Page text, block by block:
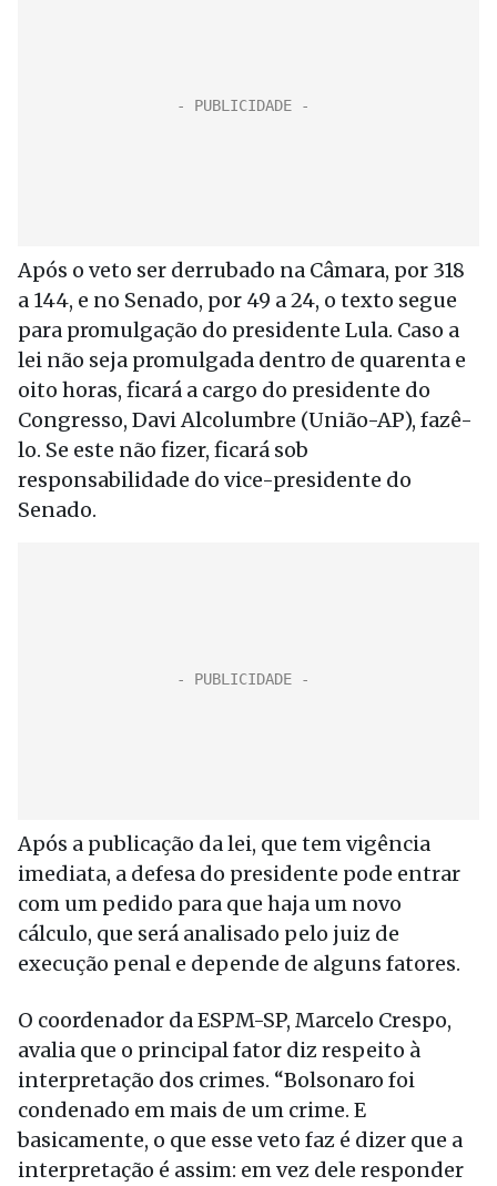
Após o veto ser derrubado na Câmara, por 318
a 144, e no Senado, por 49 a 24, o texto segue
para promulgação do presidente Lula. Caso a
lei não seja promulgada dentro de quarenta e
oito horas, ficará a cargo do presidente do
Congresso, Davi Alcolumbre (União-AP), fazê-
lo. Se este não fizer, ficará sob
responsabilidade do vice-presidente do
Senado.
Após a publicação da lei, que tem vigência
imediata, a defesa do presidente pode entrar
com um pedido para que haja um novo
cálculo, que será analisado pelo juiz de
execução penal e depende de alguns fatores.
O coordenador da ESPM-SP, Marcelo Crespo,
avalia que o principal fator diz respeito à
interpretação dos crimes. “Bolsonaro foi
condenado em mais de um crime. E
basicamente, o que esse veto faz é dizer que a
interpretação é assim: em vez dele responder